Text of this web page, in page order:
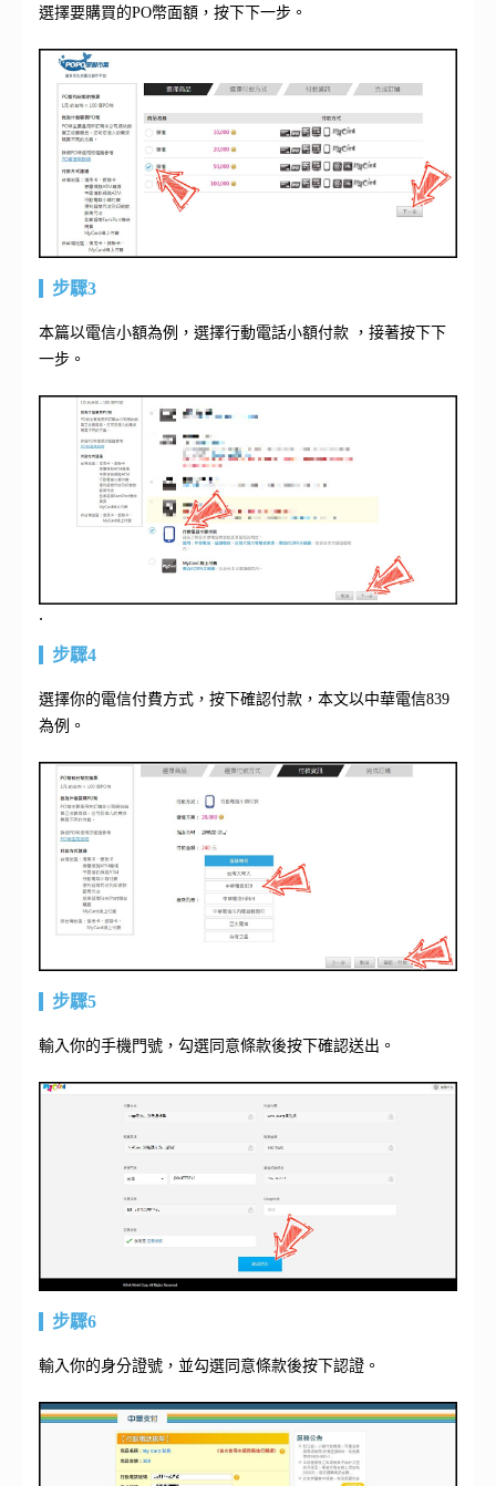
選擇要購買的PO幣面額，按下下一步。
步驟3
本篇以電信小額為例，選擇行動電話小額付款 ，接著按下下
一步。
.
步驟4
選擇你的電信付費方式，按下確認付款，本文以中華電信839
為例。
步驟5
輸入你的手機門號，勾選同意條款後按下確認送出。
步驟6
輸入你的身分證號，並勾選同意條款後按下認證。